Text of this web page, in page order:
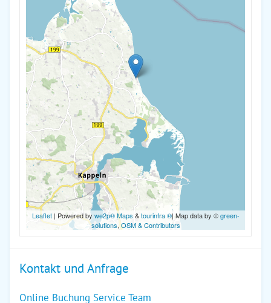
Leaflet| Powered by we2p® Maps &tourinfra ®| Map data by ©green-
solutions,OSM & Contributors
Kontakt und Anfrage
Online Buchung Service Team